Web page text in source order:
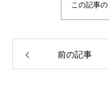
この記事
前の記事